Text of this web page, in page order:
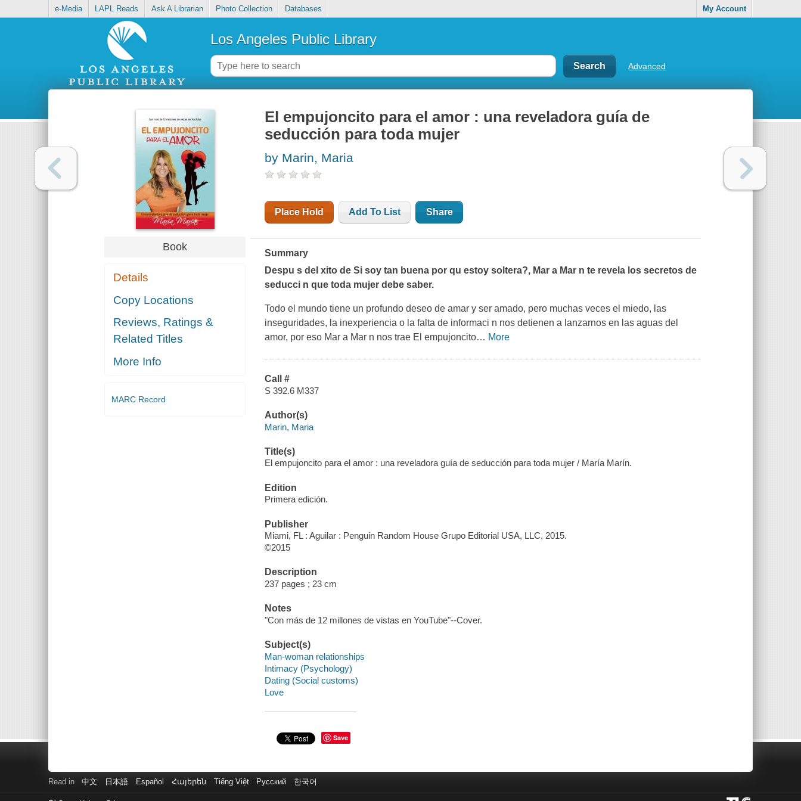
e-Media LAPL Reads Ask A Librarian Photo Collection Databases My Account
Los Angeles Public Library
Advanced
Book
Details
Copy Locations
Reviews, Ratings &
Related Titles
More Info
MARC Record
El empujoncito para el amor : una reveladora guía de
seducción para toda mujer
by Marin, Maria
Place Hold Add To List Share
Summary
Despu s del xito deSi soy tan buena por qu estoy soltera?, Mar a Mar n te revela los secretos de
seducci n que toda mujer debe saber.
Todo el mundo tiene un profundo deseo de amar y ser amado, pero muchas veces el miedo, las
inseguridades, la inexperiencia o la falta de informaci n nos detienen a lanzarnos en las aguas del
amor, por eso Mar a Mar n nos trae El empujoncito… More
Call #
S 392.6 M337
Author(s)
Marin, Maria
Title(s)
El empujoncito para el amor : una reveladora guía de seducción para toda mujer / María Marín.
Edition
Primera edición.
Publisher
Miami, FL : Aguilar : Penguin Random House Grupo Editorial USA, LLC, 2015.
©2015
Description
237 pages ; 23 cm
Notes
"Con más de 12 millones de vistas en YouTube"--Cover.
Subject(s)
Man-woman relationships
Intimacy (Psychology)
Dating (Social customs)
Love
Save
Read in 中文 日本語 Español Հայերեն Tiếng Việt Русский 한국어